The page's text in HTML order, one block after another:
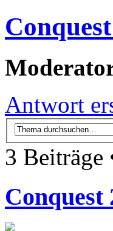
Antwort
3 Beiträge
Conquest